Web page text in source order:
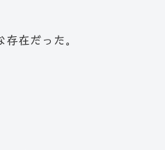
在だった。